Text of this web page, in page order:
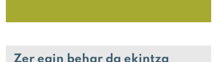
Zer egin behar da ekintza